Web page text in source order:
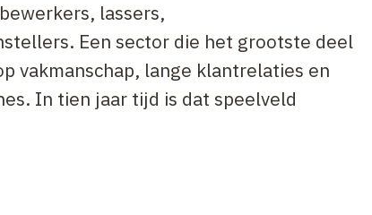
lassers,
Een sector die het grootste deel
vakmanschap, lange klantrelaties en
In tien jaar tijd is dat speelveld